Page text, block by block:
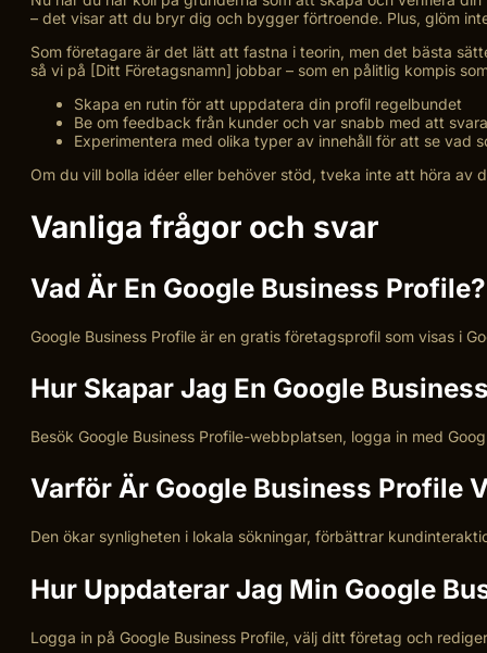
– det visar att du bryr dig och bygger förtroende. Plus, glöm
Som företagare är det lätt att fastna i teorin, men det bästa
så vi på [Ditt Företagsnamn] jobbar – som en pålitlig kompis
Skapa en rutin för att uppdatera din profil regelbundet
Be om feedback från kunder och var snabb med att svara
Experimentera med olika typer av innehåll för att se vad
Om du vill bolla idéer eller behöver stöd, tveka inte att höra
Vanliga frågor och svar
Vad Är En Google Business Profile?
Google Business Profile är en gratis företagsprofil som visas i
Hur Skapar Jag En Google
Besök Google Business Profile-webbplatsen, logga in med
Varför Är Google Business Profile
Den ökar synligheten i lokala sökningar, förbättrar
Hur Uppdaterar Jag Min Google
Logga in på Google Business Profile, välj ditt företag och